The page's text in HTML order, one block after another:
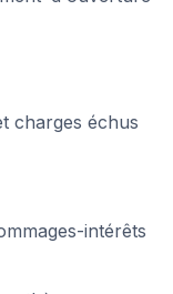
charges échus
intérêts